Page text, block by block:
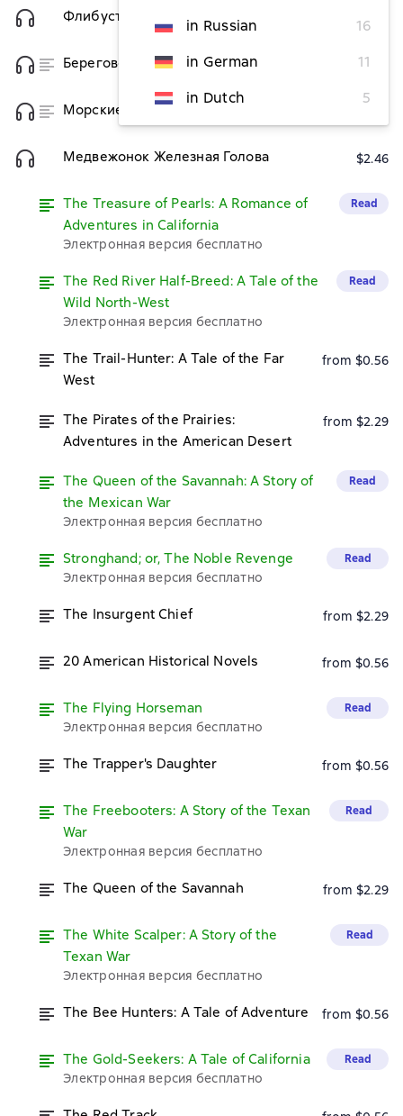
in Russian
16
in German
11
in Dutch
5
Флибустьеры $2.46
Береговое братство from $2.09
Морские титаны
Медвежонок Железная Голова $2.46
The Treasure of Pearls: A Romance of
Adventures in California
Электронная версия бесплатно
Read
The Red River Half-Breed: A Tale of the
Wild North-West
Электронная версия бесплатно
Read
The Trail-Hunter: A Tale of the Far
West
from $0.56
The Pirates of the Prairies:
Adventures in the American Desert
from $2.29
The Queen of the Savannah: A Story of
the Mexican War
Электронная версия бесплатно
Read
Stronghand; or, The Noble Revenge
Электронная версия бесплатно
Read
The Insurgent Chief from $2.29
20 American Historical Novels from $0.56
The Flying Horseman
Электронная версия бесплатно
Read
The Trapper's Daughter from $0.56
The Freebooters: A Story of the Texan
War
Электронная версия бесплатно
Read
The Queen of the Savannah from $2.29
The White Scalper: A Story of the
Texan War
Электронная версия бесплатно
Read
The Bee Hunters: A Tale of Adventure from $0.56
The Gold-Seekers: A Tale of California
Электронная версия бесплатно
Read